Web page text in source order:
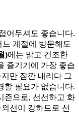
어두셔도 좋습니다.
계절에 방문해도
)에는 맑고 건조한
즐기기에 가장 좋습
만 잠깐 내리다 그
할 필요가 없습니다.
즌으로, 선선하고 화
외선이 강하므로 선